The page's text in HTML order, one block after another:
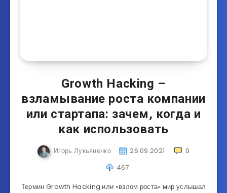
Growth Hacking –
взламывание роста компании
или стартапа: зачем, когда и
как использовать
Игорь Лукьяненко 26.09.2021
0
467
Термин Growth Hacking или «взлом роста» мир услышал